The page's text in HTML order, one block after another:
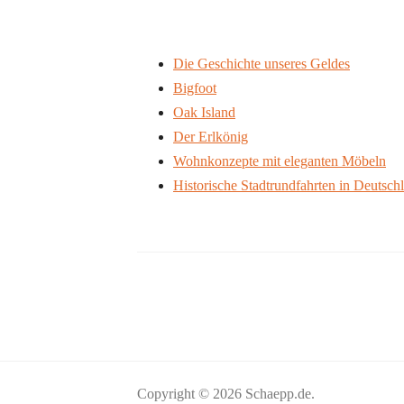
Die Geschichte unseres Geldes
Bigfoot
Oak Island
Der Erlkönig
Wohnkonzepte mit eleganten Möbeln
Historische Stadtrundfahrten in
Copyright © 2026 Schaepp.de.